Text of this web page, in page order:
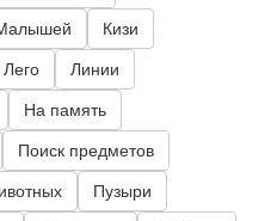
Кизи
Лего Линии
На память
Поиск предметов
Пузыри